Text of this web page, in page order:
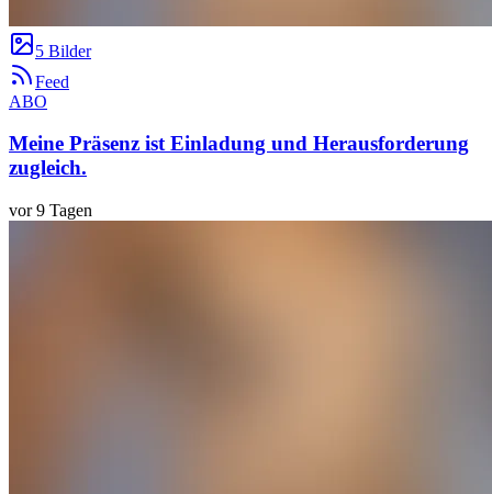
5 Bilder
Feed
ABO
Meine Präsenz ist Einladung und Herausforderung
zugleich.
vor 9 Tagen